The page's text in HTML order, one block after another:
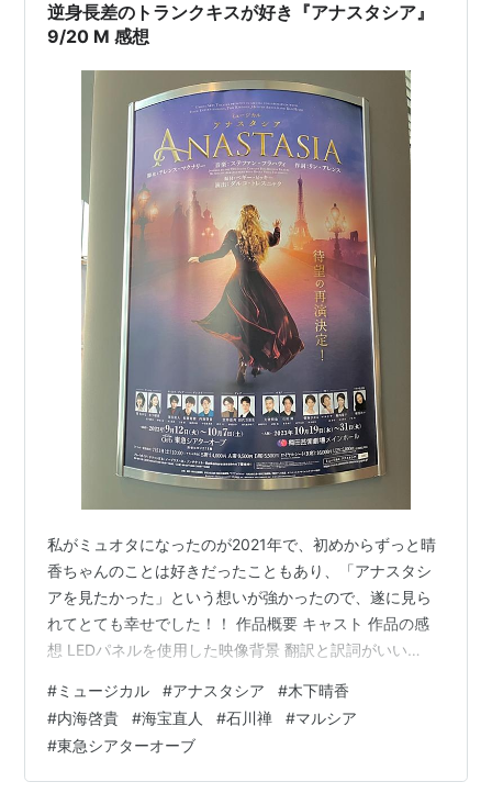
逆身長差のトランクキスが好き『アナスタシア』
9/20 M 感想
私がミュオタになったのが2021年で、初めからずっと晴
香ちゃんのことは好きだったこともあり、「アナスタシ
アを見たかった」という想いが強かったので、遂に見ら
れてとても幸せでした！！ 作品概要 キャスト 作品の感
想 LEDパネルを使用した映像背景 翻訳と訳詞がいい
Anastasia脚本：Terrence McNally（テレンス・マクナリ
ー）作詞：Lynn Ahrens（リン・アレンズ）作曲：
Stephen Flaherty（スティーブン・フラーティ）初演：
2016年 ハートフォード 2017年 BW Anastasia (Ori…
#ミュージカル #アナスタシア #木下晴香
#内海啓貴 #海宝直人 #石川禅 #マルシア
#東急シアターオーブ